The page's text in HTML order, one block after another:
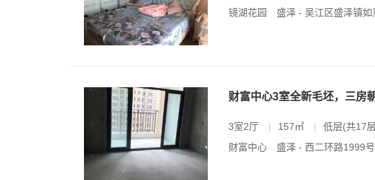
镜湖花园
盛泽 - 吴江区盛泽镇如
财富中心3室全新毛坯，三房
3室2厅 | 157㎡ | 低层(共17
财富中心
盛泽 - 西二环路1999号